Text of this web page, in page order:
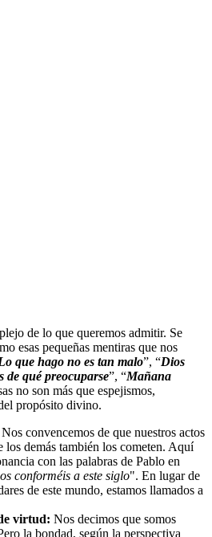
de lo que queremos admitir. Se
esas pequeñas mentiras que nos
que hago no es tan malo”, “Dios
de qué preocuparse”, “Mañana
no son más que espejismos,
propósito divino.
Nos convencemos de que nuestros actos
los demás también los cometen. Aquí
con las palabras de Pablo en
conforméis a este siglo". En lugar de
de este mundo, estamos llamados a
virtud: Nos decimos que somos
la bondad, según la perspectiva